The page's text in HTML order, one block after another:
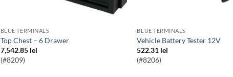
BLUE TERMINALS
Top Chest – 6 Drawer
7,542.85 lei
(#8209)
BLUE TERMINALS
Vehicle Battery Tester 12V
522.31 lei
(#8206)